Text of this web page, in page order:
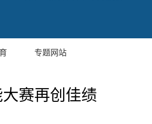
专题网站
赛再创佳绩